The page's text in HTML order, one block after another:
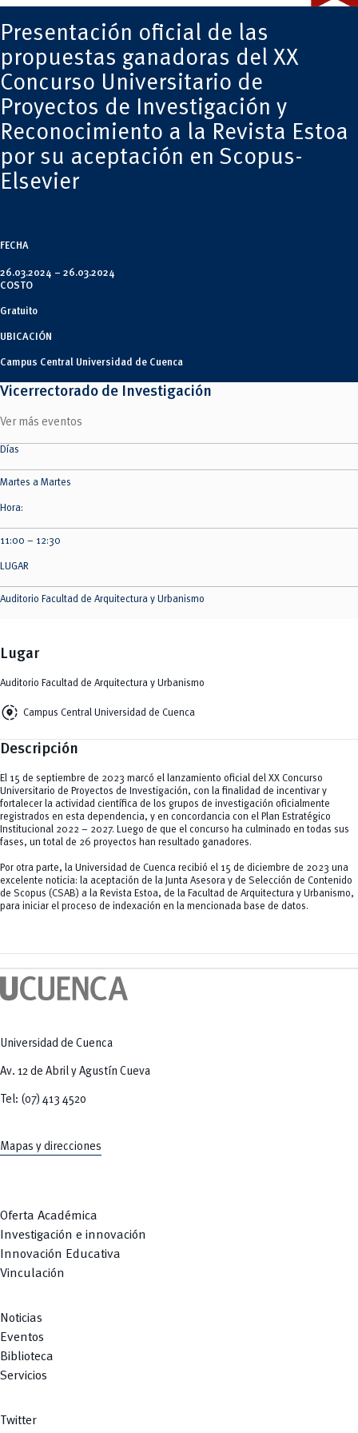
Posgrados
Radio Universitaria
Sostenibilidad
Presentación oficial de las
propuestas ganadoras del XX
Concurso Universitario de
Proyectos de Investigación y
Reconocimiento a la Revista Estoa
por su aceptación en Scopus-
Elsevier
FECHA
26.03.2024 – 26.03.2024
COSTO
Gratuito
UBICACIÓN
Campus Central Universidad de Cuenca
Vicerrectorado de Investigación
Ver más eventos
Días
Martes a Martes
Hora:
11:00 – 12:30
LUGAR
Auditorio Facultad de Arquitectura y Urbanismo
Lugar
Auditorio Facultad de Arquitectura y Urbanismo
share_location Campus Central Universidad de Cuenca
Descripción
El 15 de septiembre de 2023 marcó el lanzamiento oficial del XX Concurso
Universitario de Proyectos de Investigación, con la finalidad de incentivar y
fortalecer la actividad científica de los grupos de investigación oficialmente
registrados en esta dependencia, y en concordancia con el Plan Estratégico
Institucional 2022 – 2027. Luego de que el concurso ha culminado en todas sus
fases, un total de 26 proyectos han resultado ganadores.
Por otra parte, la Universidad de Cuenca recibió el 15 de diciembre de 2023 una
excelente noticia: la aceptación de la Junta Asesora y de Selección de Contenido
de Scopus (CSAB) a la Revista Estoa, de la Facultad de Arquitectura y Urbanismo,
para iniciar el proceso de indexación en la mencionada base de datos.
Universidad de Cuenca
Av. 12 de Abril y Agustín Cueva
Tel: (07) 413 4520
Mapas y direcciones
Oferta Académica
Investigación e innovación
Innovación Educativa
Vinculación
Noticias
Eventos
Biblioteca
Servicios
Twitter